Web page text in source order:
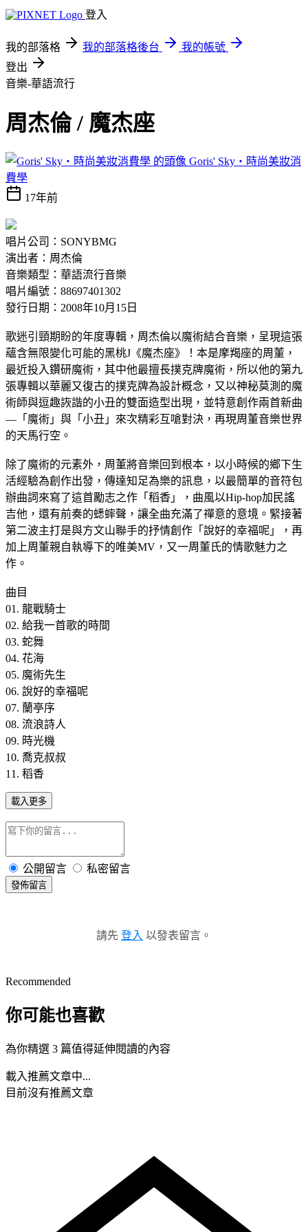
登入
我的部落格 我的部落格後台
我的帳號
登出
音樂-華語流行
周杰倫 / 魔杰座
Goris' Sky‧時尚美妝消
費學
17年前
唱片公司：SONYBMG
演出者：周杰倫
音樂類型：華語流行音樂
唱片編號：88697401302
發行日期：2008年10月15日
歌迷引頸期盼的年度專輯，周杰倫以魔術結合音樂，呈現這張
蘊含無限變化可能的黑桃J《魔杰座》！本是摩羯座的周董，
最近投入鑽研魔術，其中他最擅長撲克牌魔術，所以他的第九
張專輯以華麗又復古的撲克牌為設計概念，又以神秘莫測的魔
術師與逗趣詼諧的小丑的雙面造型出現，並特意創作兩首新曲
—「魔術」與「小丑」來次精彩互嗆對決，再現周董音樂世界
的天馬行空。
除了魔術的元素外，周董將音樂回到根本，以小時候的鄉下生
活經驗為創作出發，傳達知足為樂的訊息，以最簡單的音符包
辦曲詞來寫了這首勵志之作「稻香」，曲風以Hip-hop加民謠
吉他，還有前奏的蟋蟀聲，讓全曲充滿了禪意的意境。緊接著
第二波主打是與方文山聯手的抒情創作「說好的幸福呢」，再
加上周董親自執導下的唯美MV，又一周董氏的情歌魅力之
作。
曲目
01. 龍戰騎士
02. 給我一首歌的時間
03. 蛇舞
04. 花海
05. 魔術先生
06. 說好的幸福呢
07. 蘭亭序
08. 流浪詩人
09. 時光機
10. 喬克叔叔
11. 稻香
載入更多
公開留言 私密留言
發佈留言
請先 登入 以發表留言。
Recommended
你可能也喜歡
為你精選 3 篇值得延伸閱讀的內容
載入推薦文章中...
目前沒有推薦文章